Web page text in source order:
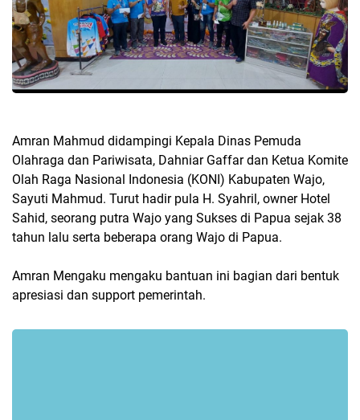
Amran Mahmud didampingi Kepala Dinas Pemuda
Olahraga dan Pariwisata, Dahniar Gaffar dan Ketua Komite
Olah Raga Nasional Indonesia (KONI) Kabupaten Wajo,
Sayuti Mahmud. Turut hadir pula H. Syahril, owner Hotel
Sahid, seorang putra Wajo yang Sukses di Papua sejak 38
tahun lalu serta beberapa orang Wajo di Papua.
Amran Mengaku mengaku bantuan ini bagian dari bentuk
apresiasi dan support pemerintah.